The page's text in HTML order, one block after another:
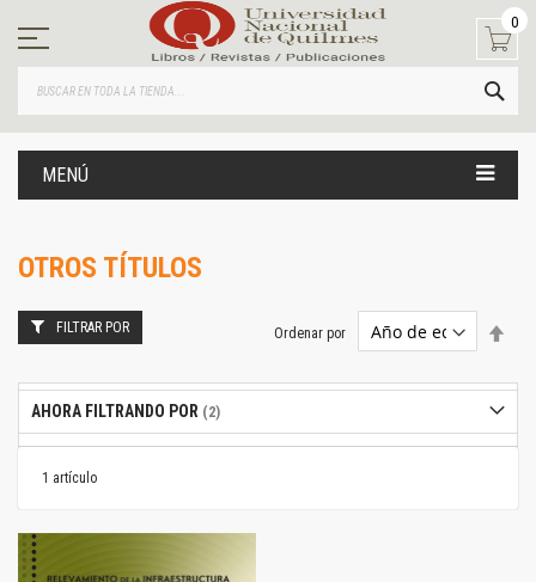
contenido
0
MENÚ
OTROS TÍTULOS
1 artículo
Ordenar por
FILTRAR POR
AHORA FILTRANDO POR